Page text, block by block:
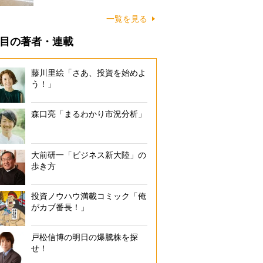
一覧を見る
の著者・連載
藤川里絵「さあ、投資を始めよ
う！」
森口亮「まるわかり市況分析」
大前研一「ビジネス新大陸」の
歩き方
投資ノウハウ満載コミック「俺
がカブ番長！」
戸松信博の明日の爆騰株を探
せ！